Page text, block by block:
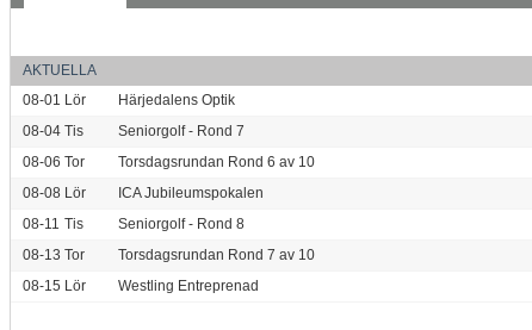
AKTUELLA
08-01 Lör
Härjedalens Optik
08-04 Tis
Seniorgolf - Rond 7
08-06 Tor
Torsdagsrundan Rond 6 av 10
08-08 Lör
ICA Jubileumspokalen
08-11 Tis
Seniorgolf - Rond 8
08-13 Tor
Torsdagsrundan Rond 7 av 10
08-15 Lör Westling Entreprenad